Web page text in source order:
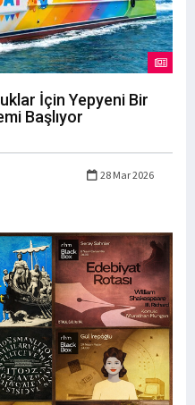
İçin Yepyeni Bir
Başlıyor
28 Mar 2026